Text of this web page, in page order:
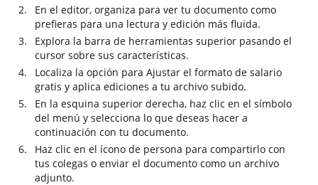
En el editor, organiza para ver tu documento como
prefieras para una lectura y edición más fluida.
Explora la barra de herramientas superior pasando el
cursor sobre sus características.
Localiza la opción para Ajustar el formato de salario
gratis y aplica ediciones a tu archivo subido.
En la esquina superior derecha, haz clic en el símbolo
del menú y selecciona lo que deseas hacer a
continuación con tu documento.
Haz clic en el ícono de persona para compartirlo con
tus colegas o enviar el documento como un archivo
adjunto.